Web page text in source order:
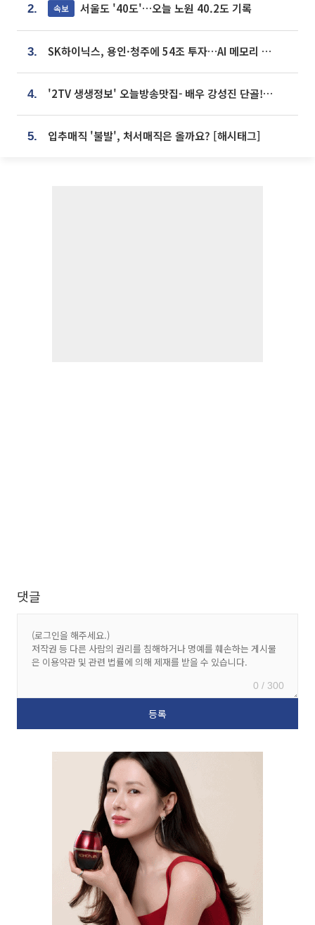
2. 속보 서울도 '40도'…오늘 노원 40.2도 기록
3. SK하이닉스, 용인·청주에 54조 투자…AI 메모리 생산기지 키운다
4. '2TV 생생정보' 오늘방송맛집- 배우 강성진 단골! 쌀국수ㆍ푸팟퐁 커리 맛집 '블○○○'
5. 입추매직 '불발', 처서매직은 올까요? [해시태그]
댓글
0 / 300